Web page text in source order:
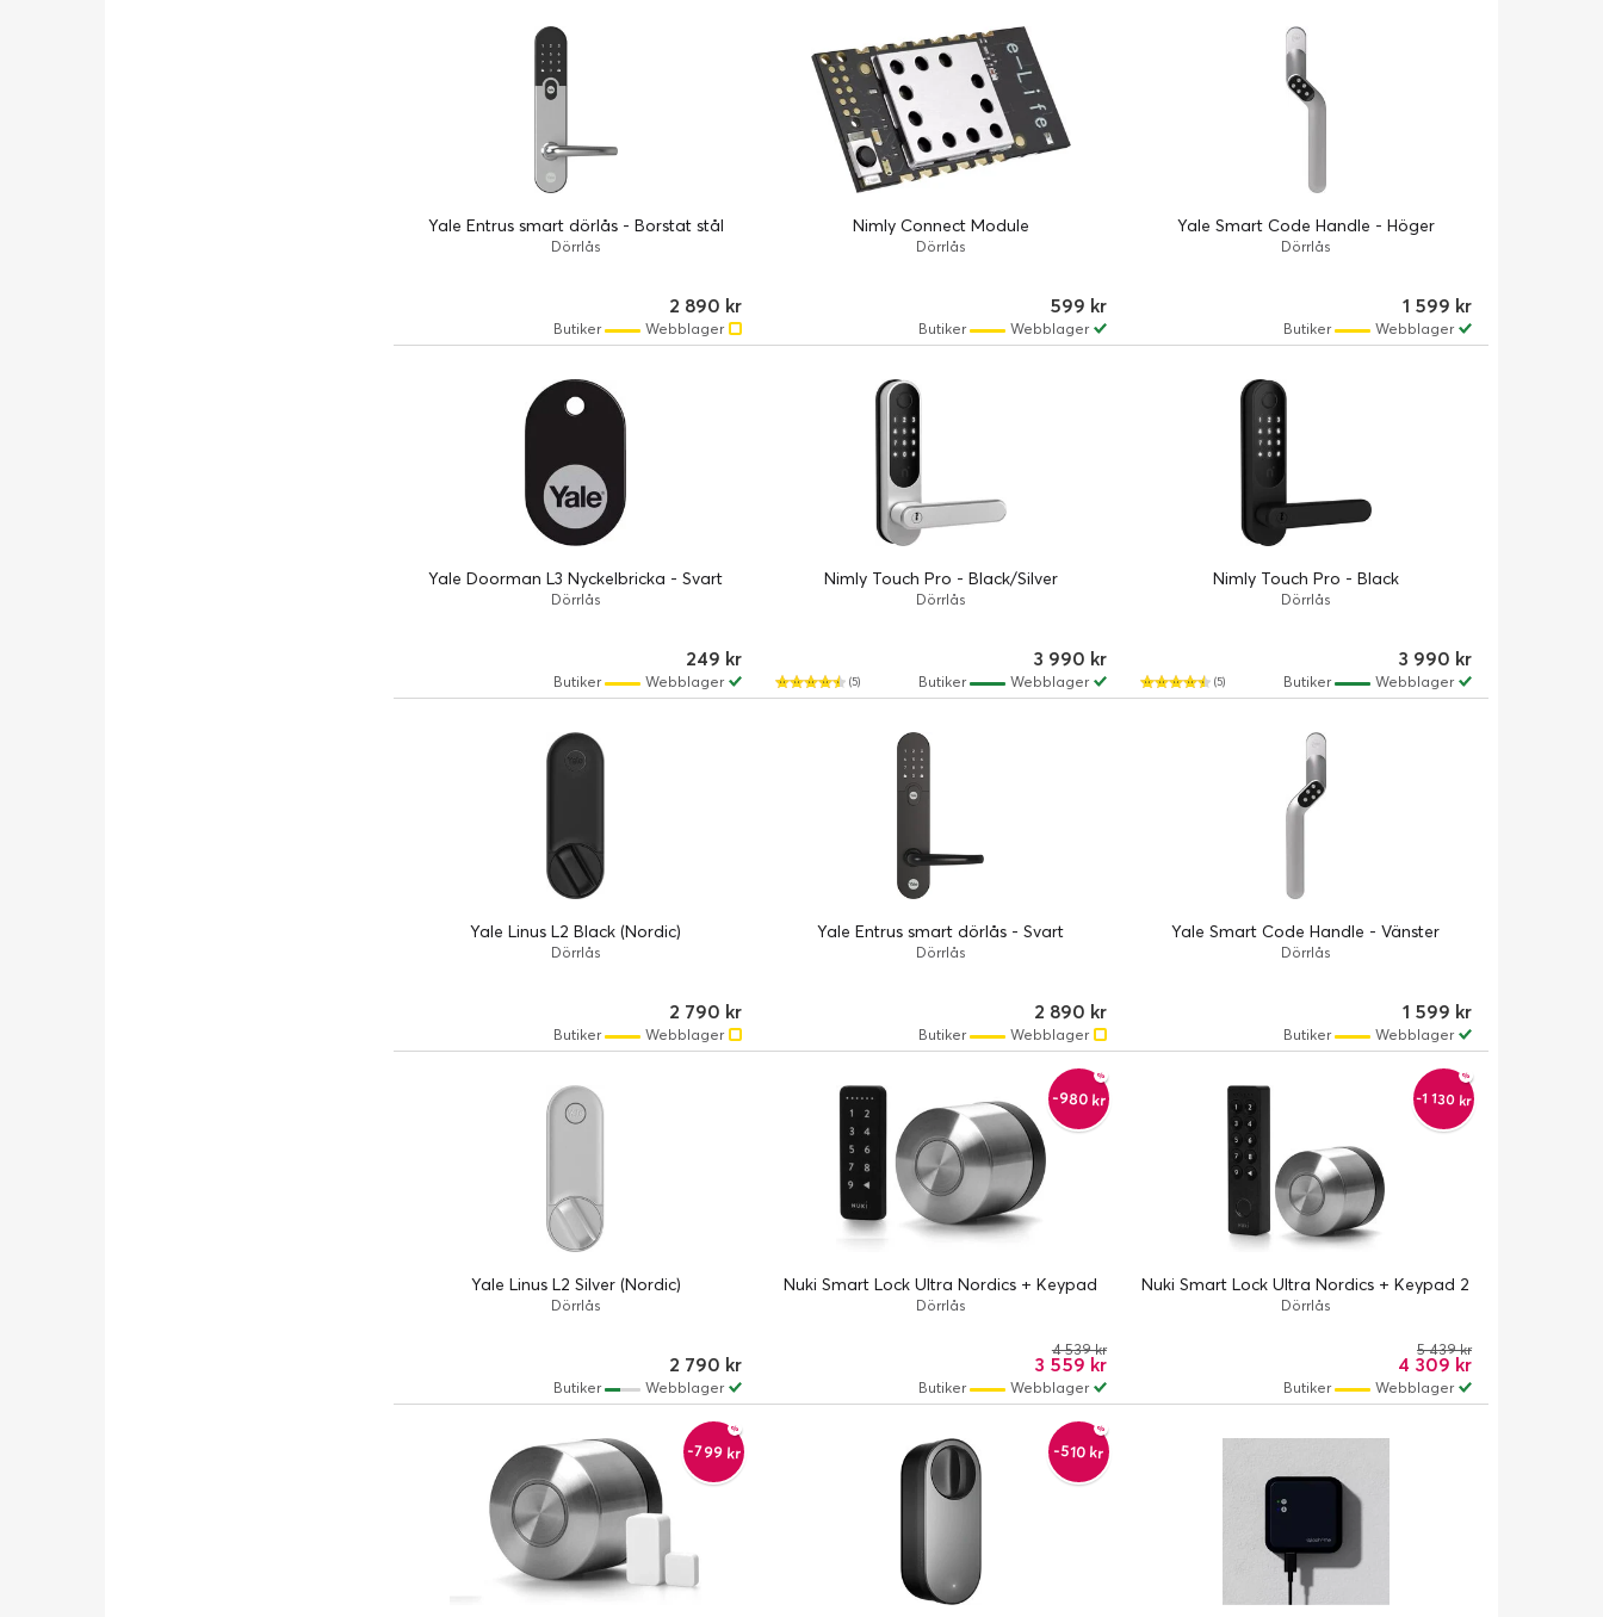
Yale Entrus smart dörlås - Borstat stål
Dörrlås
2 890 kr
Webblager
Butiker
Nimly Connect Module
Dörrlås
599 kr
Webblager
Butiker
Yale Smart Code Handle - Höger
Dörrlås
1 599 kr
Webblager
Butiker
Yale Doorman L3 Nyckelbricka - Svart
Dörrlås
249 kr
Webblager
Butiker
Nimly Touch Pro - Black/Silver
Dörrlås
(5)
3 990 kr
Webblager
Butiker
Nimly Touch Pro - Black
Dörrlås
(5)
3 990 kr
Webblager
Butiker
Yale Linus L2 Black (Nordic)
Dörrlås
2 790 kr
Webblager
Butiker
Yale Entrus smart dörlås - Svart
Dörrlås
2 890 kr
Webblager
Butiker
Yale Smart Code Handle - Vänster
Dörrlås
1 599 kr
Webblager
Butiker
Yale Linus L2 Silver (Nordic)
Dörrlås
2 790 kr
Webblager
Butiker
-980 kr
Nuki Smart Lock Ultra Nordics + Keypad
Dörrlås
3 559 kr
4 539 kr
Webblager
Butiker
-1 130 kr
Nuki Smart Lock Ultra Nordics + Keypad 2
Dörrlås
4 309 kr
5 439 kr
Webblager
Butiker
-799 kr -510 kr